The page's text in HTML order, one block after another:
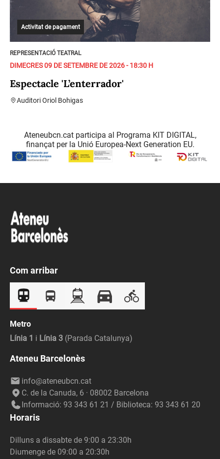
Activitat de pagament
REPRESENTACIÓ TEATRAL
DIMECRES 09 DE SETEMBRE DE 2026 - 18:30 H
Espectacle 'L’enterrador'
Auditori Oriol Bohigas
Ateneubcn.cat participa al Programa KIT DIGITAL,
finançat per la Unió Europea-Next Generation EU.
Com arribar
Metro
Línia 1 i Línia 3 (Parada Catalunya)
Ateneu Barcelonès
info@ateneubcn.cat
C. de la Canuda, 6 · 08002 Barcelona
Informació: 93 343 61 21 / Biblioteca: 93 343 61 20
Horaris
Dilluns a dissabte de 9:00 a 23:30h
Diumenge de 09:00 a 20:30h